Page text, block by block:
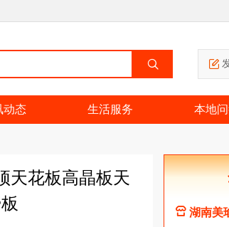
动态 生活服务 本地
天花板高晶板天
湖南美